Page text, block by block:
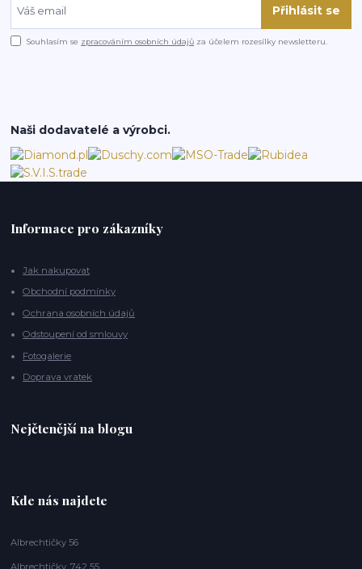
Přihlásit se
Souhlasím se zpracováním osobních údajů za účelem rozesílky newsletteru.
Naši dodavatelé a výrobci.
Informace pro zákazníky
Jak nakupovat
Obchodní podmínky
Ochrana osobních údajů
Odstoupení od smlouvy
Fotogalerie
Doprava vratek
Nejčtenější na blogu
Kde nás najdete
Albrechtičky 56
Albrechtičky, 742 55